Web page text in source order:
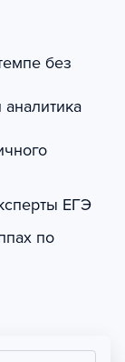
без
ЕГЭ
по